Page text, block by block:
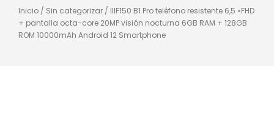
Inicio / Sin categorizar / IIIF150 B1 Pro teléfono resistente 6,5 «FHD
+ pantalla octa-core 20MP visión nocturna 6GB RAM + 128GB
ROM 10000mAh Android 12 Smartphone